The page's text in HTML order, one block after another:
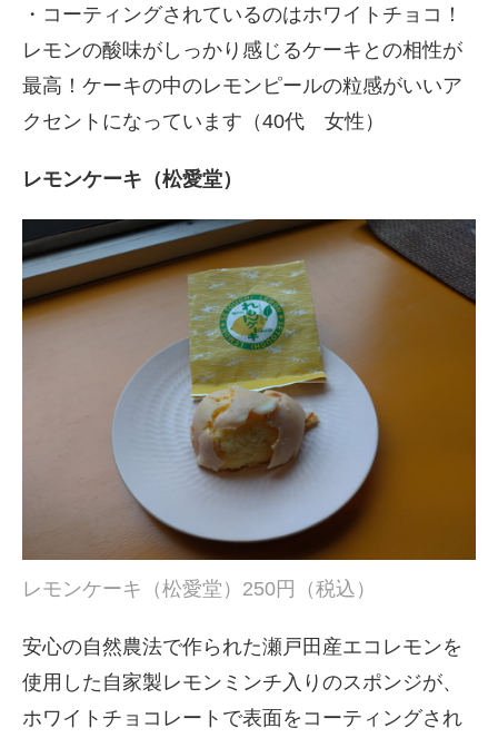
・コーティングされているのはホワイトチョコ！
レモンの酸味がしっかり感じるケーキとの相性が
最高！ケーキの中のレモンピールの粒感がいいア
クセントになっています（40代 女性）
レモンケーキ（松愛堂）
レモンケーキ（松愛堂）250円（税込）
安心の自然農法で作られた瀬戸田産エコレモンを
使用した自家製レモンミンチ入りのスポンジが、
ホワイトチョコレートで表面をコーティングされ